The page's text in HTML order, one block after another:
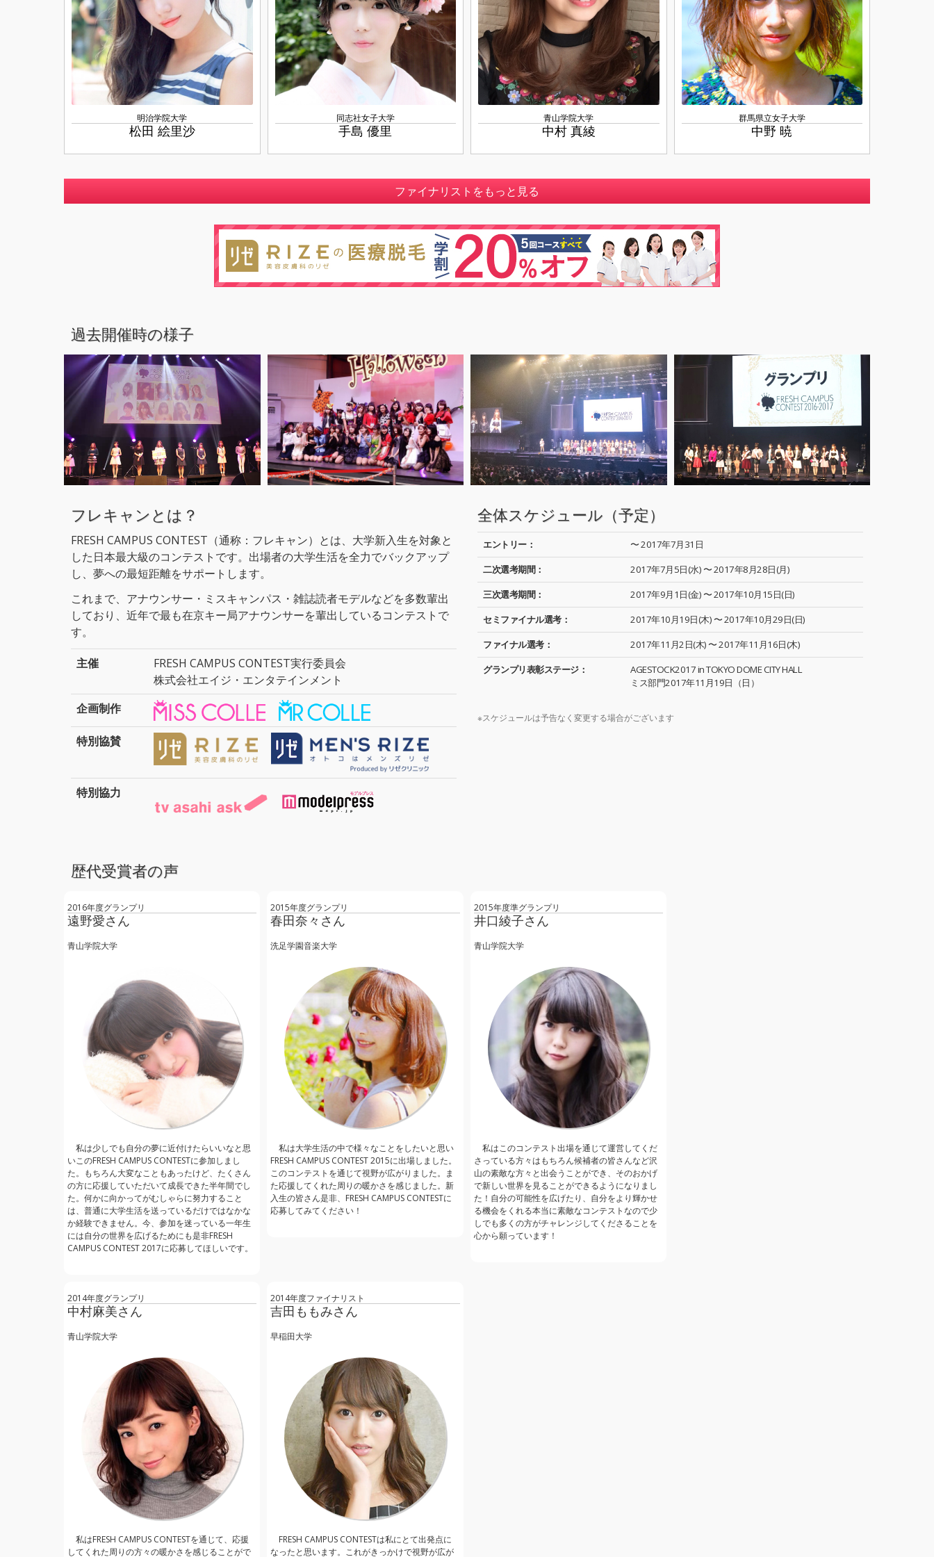
明治学院大学
松田 絵里沙
同志社女子大学
手島 優里
青山学院大学
中村 真綾
群馬県立女子大学
中野 暁
ファイナリストをもっと見る
過去開催時の様子
フレキャンとは？
FRESH CAMPUS CONTEST（通称：フレキャン）とは、大学新入生を対象と
した日本最大級のコンテストです。出場者の大学生活を全力でバックアップ
し、夢への最短距離をサポートします。
これまで、アナウンサー・ミスキャンパス・雑誌読者モデルなどを多数輩出
しており、近年で最も在京キー局アナウンサーを輩出しているコンテストで
す。
主催
FRESH CAMPUS CONTEST実行委員会
株式会社エイジ・エンタテインメント
企画制作
特別協賛
特別協力
全体スケジュール（予定）
エントリー：
〜 2017年7月31日
二次選考期間：
2017年7月5日(水) 〜 2017年8月28日(月)
三次選考期間：
2017年9月1日(金) 〜 2017年10月15日(日)
セミファイナル選考：
2017年10月19日(木) 〜 2017年10月29日(日)
ファイナル選考：
2017年11月2日(木) 〜 2017年11月16日(木)
グランプリ表彰ステージ：
AGESTOCK2017 in TOKYO DOME CITY HALL
ミス部門2017年11月19日（日）
※スケジュールは予告なく変更する場合がございます
歴代受賞者の声
2016年度グランプリ
遠野愛さん
青山学院大学
私は少しでも自分の夢に近付けたらいいなと思
いこのFRESH CAMPUS CONTESTに参加しまし
た。もちろん大変なこともあったけど、たくさん
の方に応援していただいて成長できた半年間でし
た。何かに向かってがむしゃらに努力すること
は、普通に大学生活を送っているだけではなかな
か経験できません。今、参加を迷っている一年生
には自分の世界を広げるためにも是非FRESH
CAMPUS CONTEST 2017に応募してほしいです。‬
2015年度グランプリ
春田奈々さん
洗足学園音楽大学
私は大学生活の中で様々なことをしたいと思い
FRESH CAMPUS CONTEST 2015に出場しました。
このコンテストを通じて視野が広がりました。ま
た応援してくれた周りの暖かさを感じました。新
入生の皆さん是非、FRESH CAMPUS CONTESTに
応募してみてください！
2015年度準グランプリ
井口綾子さん
青山学院大学
私はこのコンテスト出場を通じて運営してくだ
さっている方々はもちろん候補者の皆さんなど沢
山の素敵な方々と出会うことができ、そのおかげ
で新しい世界を見ることができるようになりまし
た！自分の可能性を広げたり、自分をより輝かせ
る機会をくれる本当に素敵なコンテストなので少
しでも多くの方がチャレンジしてくださることを
心から願っています！
2014年度グランプリ
中村麻美さん
青山学院大学
私はFRESH CAMPUS CONTESTを通じて、応援
してくれた周りの方々の暖かさを感じることがで
2014年度ファイナリスト
吉田ももみさん
早稲田大学
FRESH CAMPUS CONTESTは私にとて出発点に
なったと思います。これがきっかけで視野が広が